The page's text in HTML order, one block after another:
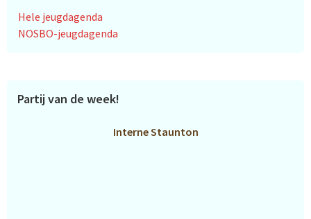
Hele jeugdagenda
NOSBO-jeugdagenda
Partij van de week!
Interne Staunton